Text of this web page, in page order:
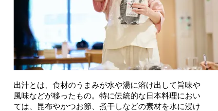
出汁とは、食材のうまみが水や湯に溶け出して旨味や
風味などが移ったもの。特に伝統的な日本料理におい
ては、昆布やかつお節、煮干しなどの素材を水に浸け